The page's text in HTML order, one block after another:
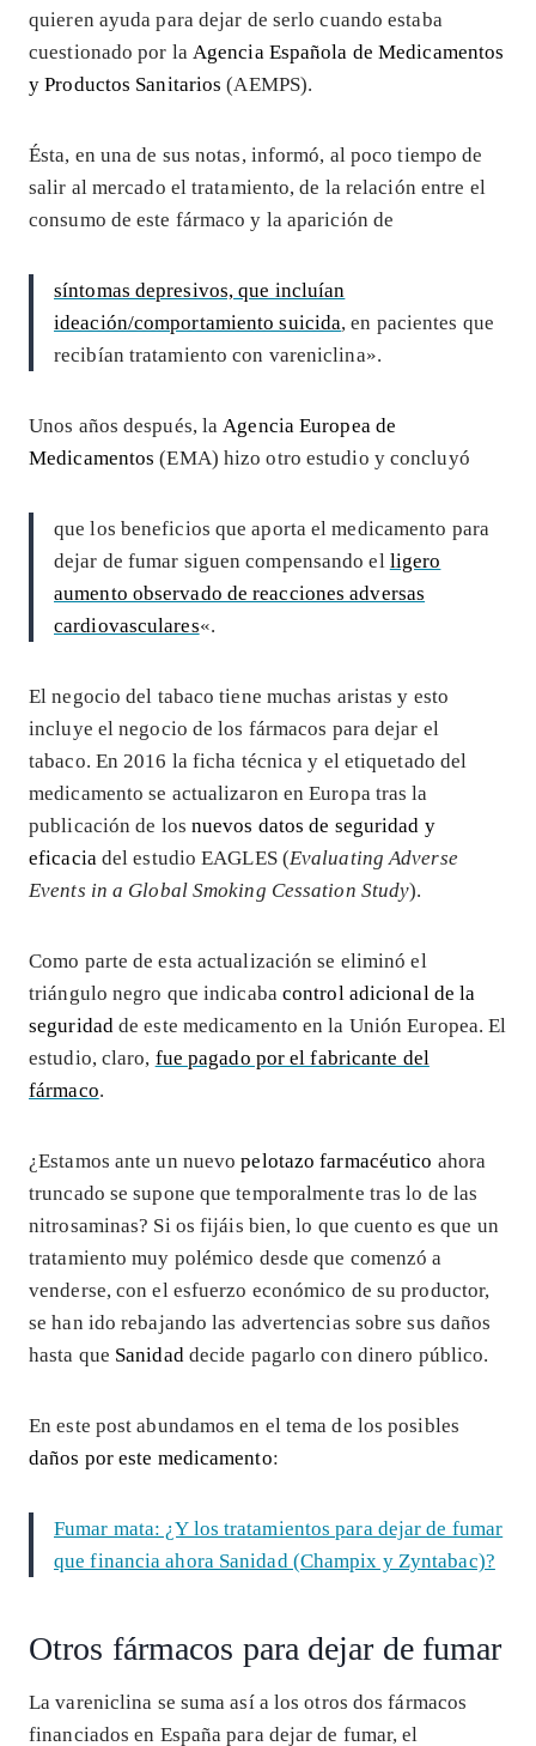
quieren ayuda para dejar de serlo cuando estaba
cuestionado por la Agencia Española de Medicamentos
y Productos Sanitarios (AEMPS).
Ésta, en una de sus notas, informó, al poco tiempo de
salir al mercado el tratamiento, de la relación entre el
consumo de este fármaco y la aparición de
síntomas depresivos, que incluían
ideación/comportamiento suicida, en pacientes que
recibían tratamiento con vareniclina».
Unos años después, laAgencia Europea de
Medicamentos (EMA) hizo otro estudio y concluyó
que los beneficios que aporta el medicamento para
dejar de fumar siguen compensando el ligero
aumento observado de reacciones adversas
cardiovasculares«.
El negocio del tabaco tiene muchas aristas y esto
incluye el negocio de los fármacos para dejar el
tabaco. En 2016 la ficha técnica y el etiquetado del
medicamento se actualizaron en Europa tras la
publicación de los nuevos datos de seguridad y
eficacia del estudio EAGLES (Evaluating Adverse
Events in a Global Smoking Cessation Study).
Como parte de esta actualización se eliminó el
triángulo negro que indicaba control adicional de la
seguridadde este medicamento en la Unión Europea. El
estudio, claro, fue pagado por el fabricante del
fármaco.
¿Estamos ante un nuevopelotazo farmacéutico ahora
truncado se supone que temporalmente tras lo de las
nitrosaminas? Si os fijáis bien, lo que cuento es que un
tratamiento muy polémico desde que comenzó a
venderse, con el esfuerzo económico de su productor,
se han ido rebajando las advertencias sobre sus daños
hasta que Sanidad decide pagarlo con dinero público.
En este post abundamos en el tema de los posibles
daños por este medicamento:
Fumar mata: ¿Y los tratamientos para dejar de fumar
que financia ahora Sanidad (Champix y Zyntabac)?
Otros fármacos para dejar de fumar
La vareniclina se suma así a los otros dos fármacos
financiados en España para dejar de fumar, el